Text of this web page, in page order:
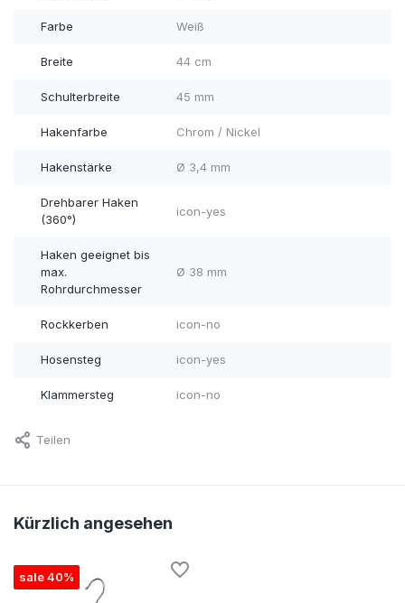
Farbe Weiß
Breite 44 cm
Schulterbreite 45 mm
Hakenfarbe Chrom / Nickel
Hakenstärke Ø 3,4 mm
Drehbarer Haken
(360°)
icon-yes
Haken geeignet bis
max.
Rohrdurchmesser
Ø 38 mm
Rockkerben icon-no
Hosensteg icon-yes
Klammersteg icon-no
Teilen
Kürzlich angesehen
sale 40%